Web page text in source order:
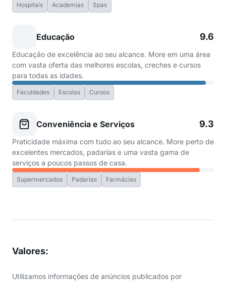
Hospitais Academias Spas
Educação 9.6
Educação de excelência ao seu alcance. More em uma área
com vasta oferta das melhores escolas, creches e cursos
para todas as idades.
Faculdades Escolas Cursos
Conveniência e Serviços 9.3
Praticidade máxima com tudo ao seu alcance. More perto de
excelentes mercados, padarias e uma vasta gama de
serviços a poucos passos de casa.
Supermercados Padarias Farmácias
Valores:
Utilizamos informações de anúncios publicados por